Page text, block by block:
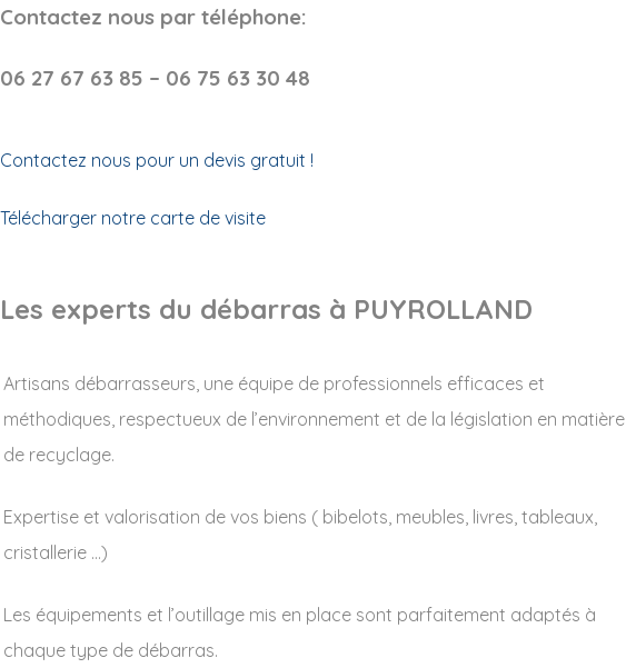
Contactez nous par téléphone:
06 27 67 63 85 – 06 75 63 30 48
Contactez nous pour un devis gratuit !
Télécharger notre carte de visite
Les experts du débarras à PUYROLLAND
Artisans débarrasseurs, une équipe de professionnels efficaces et
méthodiques, respectueux de l’environnement et de la législation en matière
de recyclage.
Expertise et valorisation de vos biens ( bibelots, meubles, livres, tableaux,
cristallerie …)
Les équipements et l’outillage mis en place sont parfaitement adaptés à
chaque type de débarras.